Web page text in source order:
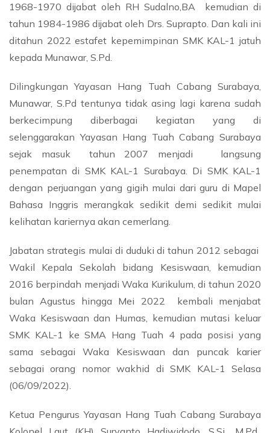
1968-1970 dijabat oleh RH Sudalno,BA kemudian di
tahun 1984-1986 dijabat oleh Drs. Suprapto. Dan kali ini
ditahun 2022 estafet kepemimpinan SMK KAL-1 jatuh
kepada Munawar, S.Pd.
Dilingkungan Yayasan Hang Tuah Cabang Surabaya,
Munawar, S.Pd tentunya tidak asing lagi karena sudah
berkecimpung diberbagai kegiatan yang di
selenggarakan Yayasan Hang Tuah Cabang Surabaya
sejak masuk tahun 2007 menjadi langsung
penempatan di SMK KAL-1 Surabaya. Di SMK KAL-1
dengan perjuangan yang gigih mulai dari guru di Mapel
Bahasa Inggris merangkak sedikit demi sedikit mulai
kelihatan kariernya akan cemerlang.
Jabatan strategis mulai di duduki di tahun 2012 sebagai
Wakil Kepala Sekolah bidang Kesiswaan, kemudian
2016 berpindah menjadi Waka Kurikulum, di tahun 2020
bulan Agustus hingga Mei 2022 kembali menjabat
Waka Kesiswaan dan Humas, kemudian mutasi keluar
SMK KAL-1 ke SMA Hang Tuah 4 pada posisi yang
sama sebagai Waka Kesiswaan dan puncak karier
sebagai orang nomor wakhid di SMK KAL-1 Selasa
(06/09/2022).
Ketua Pengurus Yayasan Hang Tuah Cabang Surabaya